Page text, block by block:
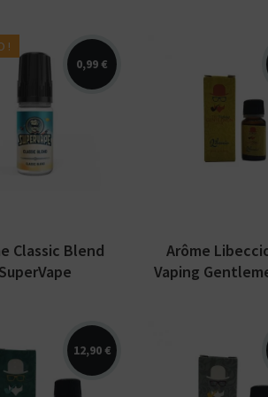
Kits pour Fumeur
OCCASIONNEL
!
0,99 €
: blond. Arôme
SuperVape
en 10 ml.
Classic Blend
SuperVape
Arômes : blond
oriental. The
Gentlemen
disponible en
Arôme
Vaping
12,90 €
: blond
blond de
Arômes : blond
Virginie, Burley,